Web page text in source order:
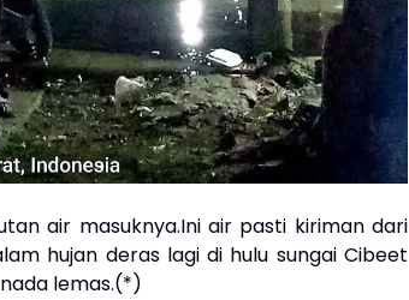
air masuknya.Ini air pasti kiriman dari
hujan deras lagi di hulu sungai Cibeet
lemas.(*)